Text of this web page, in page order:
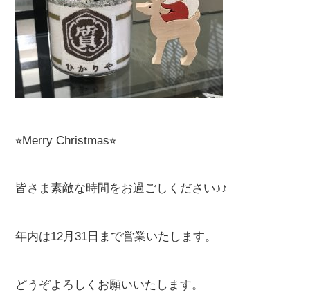
⭐︎Merry Christmas⭐︎
皆さま素敵な時間をお過ごしください♪♪
年内は12月31日まで営業いたします。
どうぞよろしくお願いいたします。